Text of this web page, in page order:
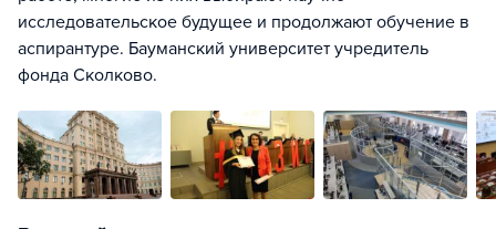
исследовательское будущее и продолжают обучение в
аспирантуре. Бауманский университет учредитель
фонда Сколково.